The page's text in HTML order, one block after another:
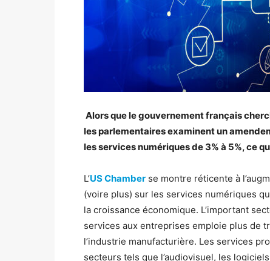
Alors que le gouvernement français
les parlementaires examinent un
les services numériques de 3% à 5%, ce
L’US Chamber se montre réticente à
(voire plus) sur les services numériques
la croissance économique. L’important
services aux entreprises emploie plus de
l’industrie manufacturière. Les services
secteurs tels que l’audiovisuel, les